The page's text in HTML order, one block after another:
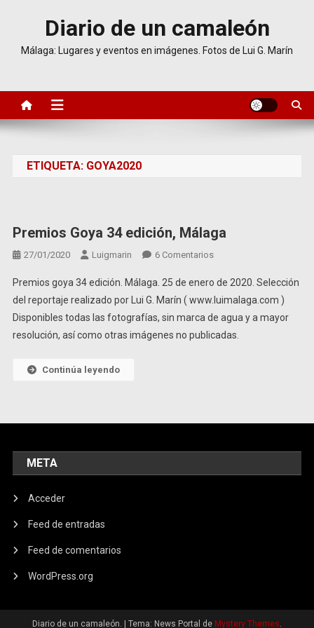
Diario de un camaleón
Málaga: Lugares y eventos en imágenes. Fotos de Lui G. Marín
ETIQUETA: GOYA2020
Premios Goya 34 edición, Málaga
27/01/2020 Luigmarin 6 ComentariosEn
Goya
34
Edición,
Málaga
Premios goya 34 edición. Málaga. 25 de enero de 2020. Selección
del reportaje realizado por Lui G. Marín ( www.luimalaga.com )
Disponibles todas las fotografías, sin marca de agua y a mayor
resolución, así como otras imágenes no publicadas.
Continúa leyendo
META
Acceder
Feed de entradas
Feed de comentarios
WordPress.org
Diario de un camaleón. Tema: News Portal de Mystery Themes.